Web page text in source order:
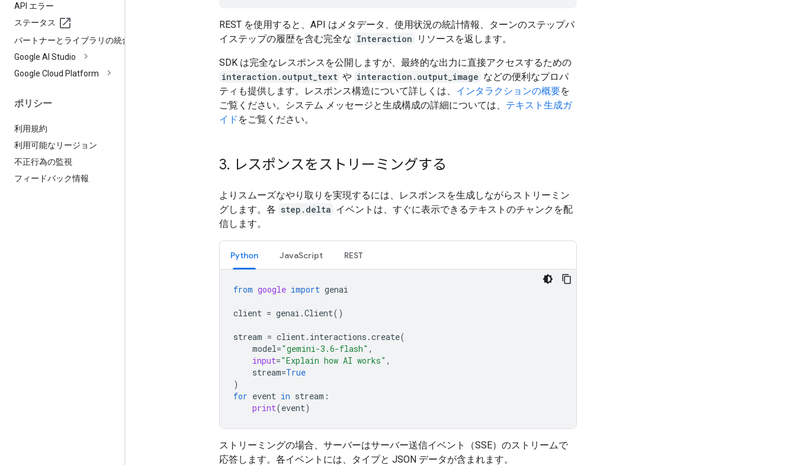
API エラー
ステータス
パートナーとライブラリの統合
Google AI Studio
Google Cloud Platform
ポリシー
利用規約
利用可能なリージョン
不正行為の監視
フィードバック情報
REST を使用すると、API はメタデータ、使用状況の統計情報、ターンのステップバ
イステップの履歴を含む完全な Interaction リソースを返します。
SDK は完全なレスポンスを公開しますが、最終的な出力に直接アクセスするための
interaction.output_text や interaction.output_image などの便利なプロパ
ティも提供します。レスポンス構造について詳しくは、 インタラクションの概要を
ご覧ください。システム メッセージと生成構成の詳細については、 テキスト生成ガ
イド をご覧ください。
3. レスポンスをストリーミングする
よりスムーズなやり取りを実現するには、レスポンスを生成しながらストリーミン
グします。各 step.delta イベントは、すぐに表示できるテキストのチャンクを配
信します。
Python JavaScript REST
from google import genai
client = genai .Client()
stream = client. interactions .create(
model="gemini-3.6-flash" ,
input="Explain how AI works" ,
stream=True
)
for event in stream :
print(event)
ストリーミングの場合、サーバーはサーバー送信イベント（SSE）のストリームで
応答します。各イベントには、タイプと JSON データが含まれます。